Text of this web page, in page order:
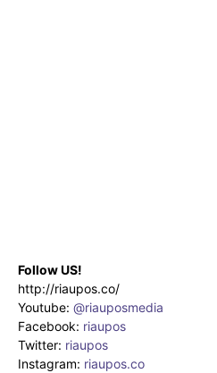
Follow US!
http://riaupos.co/
Youtube: @riauposmedia
Facebook: riaupos
Twitter: riaupos
Instagram: riaupos.co